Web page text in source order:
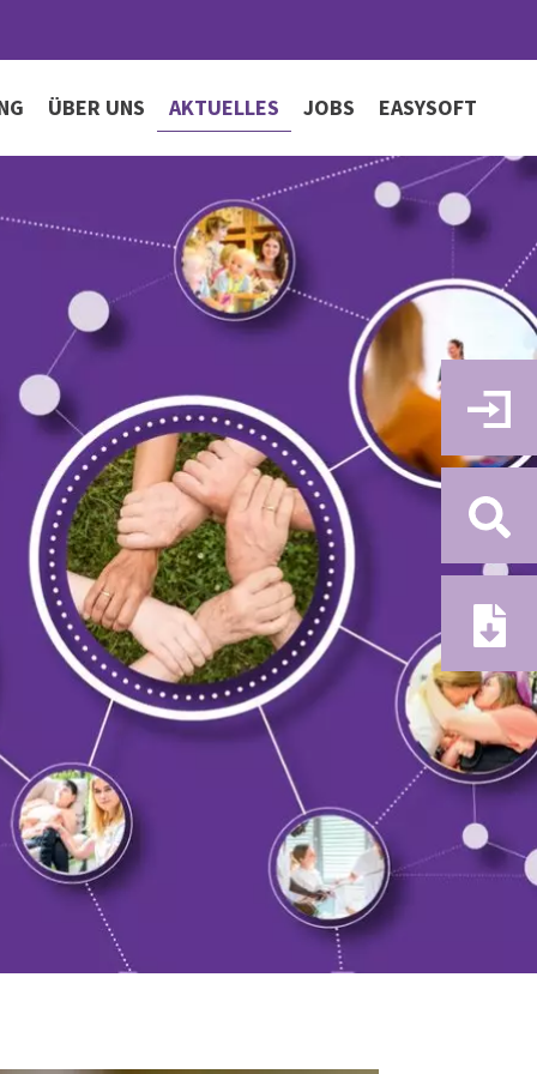
und
ÜBER UNS
Kooperationspartner
AKTUELLES
Campus Life
Newsletter
Meet & Greet
Wohnen am Campus
JOBS EASYSOFT